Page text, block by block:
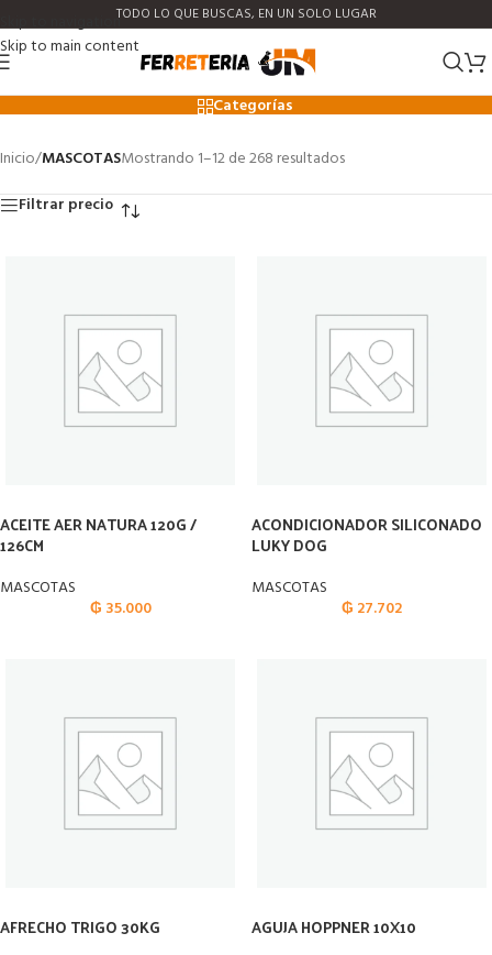
Skip to navigation
Skip to main content
TODO LO QUE BUSCAS, EN UN SOLO LUGAR
MASCOTAS
Categorías
Inicio/MASCOTASMostrando 1–12 de 268 resultados
Filtrar precio
ACEITE AER NATURA 120G /
126CM
MASCOTAS
₲ 35.000
ACONDICIONADOR SILICONADO
LUKY DOG
MASCOTAS
₲ 27.702
AFRECHO TRIGO 30KG AGUJA HOPPNER 10X10